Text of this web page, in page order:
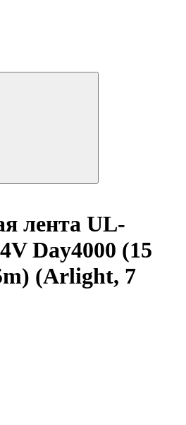
лента UL-
Day4000 (15
(Arlight, 7